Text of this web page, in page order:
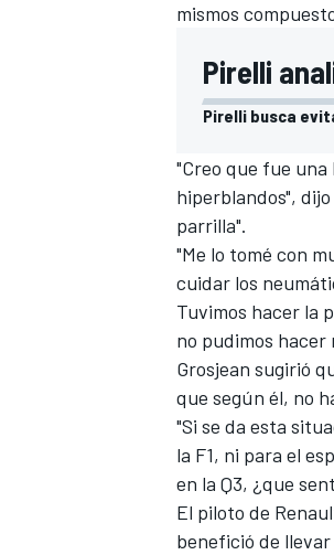
mismos
Pirelli
Pirelli busca
"Creo que fue
hiperblandos", dijo
parrilla".
"Me lo tomé con
cuidar los
Tuvimos hacer la
no pudimos hacer
Grosjean sugirió
que según él, no
"Si se da esta
la F1, ni para el
en la Q3, ¿que
El piloto de
benefició de